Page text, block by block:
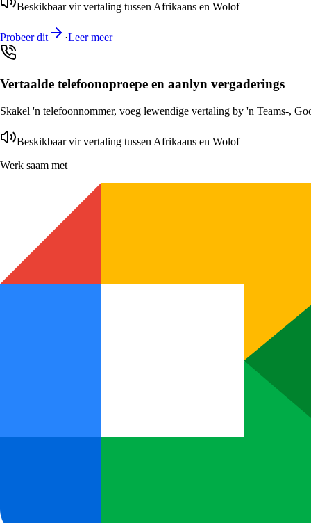
Beskikbaar vir vertaling tussen Afrikaans en Wolof
Probeer dit ·Leer meer
Vertaalde telefoonoproepe en aanlyn vergaderings
Skakel 'n telefoonnommer, voeg lewendige vertaling by 'n Teams-,
Beskikbaar vir vertaling tussen Afrikaans en Wolof
Werk saam met